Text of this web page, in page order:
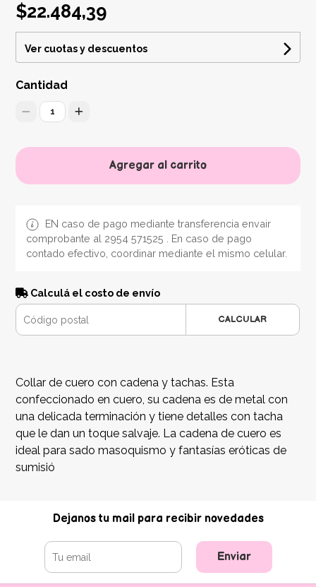
$22.484,39
Ver cuotas y descuentos
Cantidad
1
Agregar al carrito
EN caso de pago mediante transferencia envair
comprobante al 2954 571525 . En caso de pago
contado efectivo, coordinar mediante el mismo celular.
Calculá el costo de envío
CALCULAR
Collar de cuero con cadena y tachas. Esta
confeccionado en cuero, su cadena es de metal con
una delicada terminación y tiene detalles con tacha
que le dan un toque salvaje. La cadena de cuero es
ideal para sado masoquismo y fantasías eróticas de
sumisió
Dejanos tu mail para recibir novedades
Enviar